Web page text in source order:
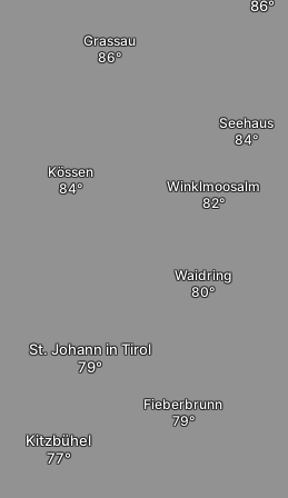
Kössen
St. Johann in Tirol
Seehaus
Winklmoosalm
Waidring
Fieberbrunn
Kitzbühel
Grassau